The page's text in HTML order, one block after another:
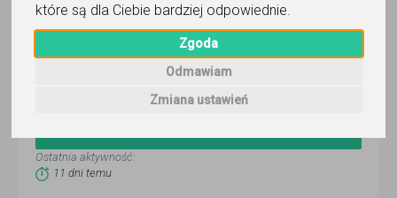
które są dla Ciebie bardziej odpowiednie
Zgoda
Odmawiam
Zmiana ustawień
Ostatnia aktywność:
11 dni temu